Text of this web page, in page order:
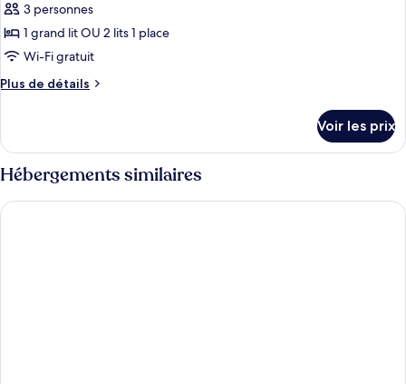
3 personnes
1 grand lit OU 2 lits 1 place
Wi-Fi gratuit
Plus de détails
Plus
le
type
de
chambre
Studio,
Voir les prix
Hébergements similaires
Estalagem Da Ponta Do Sol